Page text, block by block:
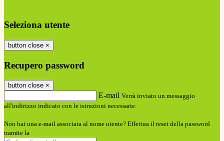
Seleziona utente
button close ×
Recupero password
button close ×
E-mail Verrà inviato un messaggio
all'indirizzo indicato con le istruzioni necessarie.
Non hai una e-mail associata al nome utente? Effettua il reset della password
tramite la